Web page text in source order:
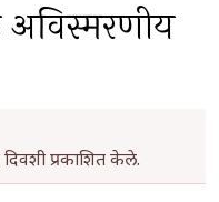
अविस्मरणीय
प्रकाशित केले.